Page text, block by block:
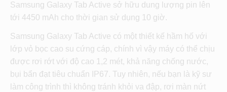
Samsung Galaxy Tab Active sở hữu dung lượng pin lên
tới 4450 mAh cho thời gian sử dụng 10 giờ.
Samsung Galaxy Tab Active có một thiết kế hầm hố với
lớp vỏ bọc cao su cứng cáp, chính vì vậy máy có thể chịu
được rơi rớt với độ cao 1,2 mét, khả năng chống nước,
bụi bẩn đạt tiêu chuẩn IP67. Tuy nhiên, nếu bạn là kỹ sư
làm công trình thì không tránh khỏi va đập, rơi màn nứt